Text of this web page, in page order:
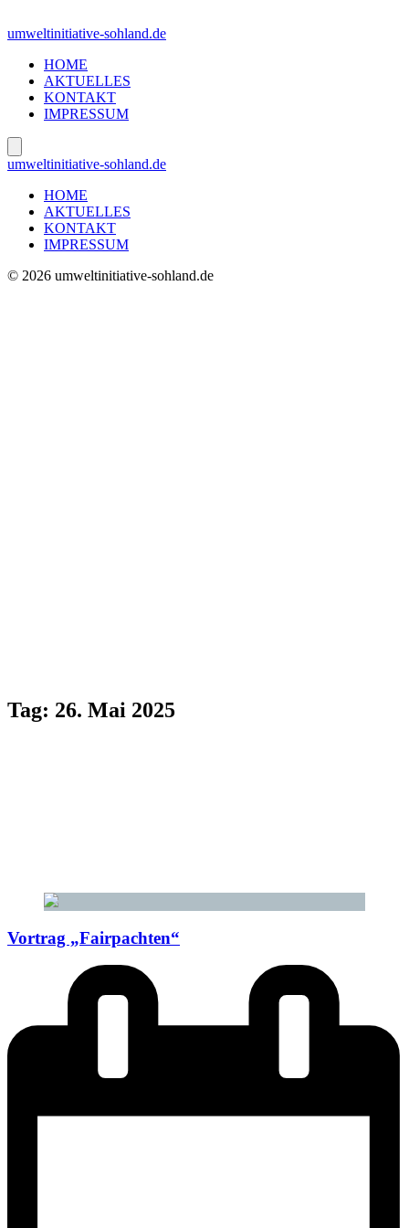
Inhalt
umweltinitiative-sohland.de
HOME
AKTUELLES
KONTAKT
IMPRESSUM
umweltinitiative-sohland.de
HOME
AKTUELLES
KONTAKT
IMPRESSUM
© 2026 umweltinitiative-sohland.de
Tag: 26. Mai 2025
Vortrag „Fairpachten“